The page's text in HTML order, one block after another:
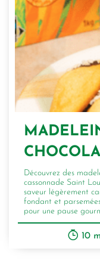
Découvrez des
cassonnade Saint
saveur légèrement
fondant et
pour une pause
10